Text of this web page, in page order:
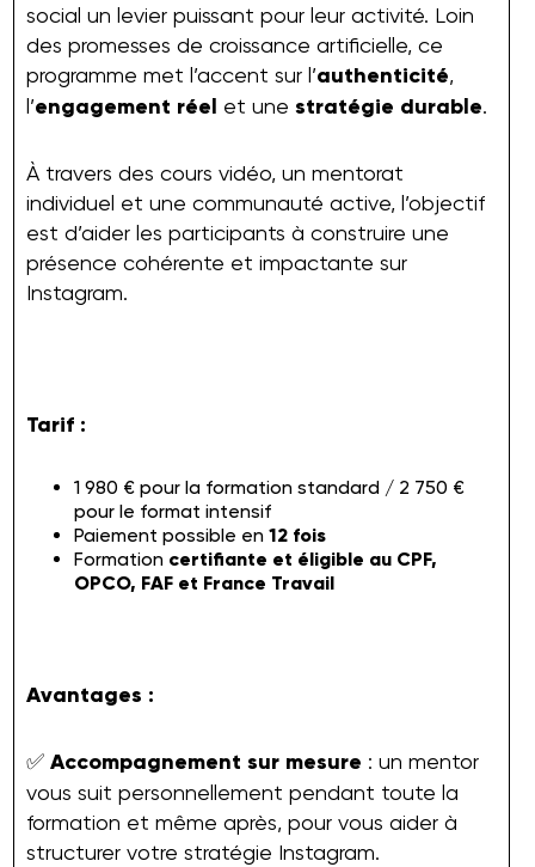
social un levier puissant pour leur activité. Loin
des promesses de croissance artificielle, ce
programme met l’accent sur l’authenticité,
l’engagement réel et une stratégie durable.
À travers des cours vidéo, un mentorat
individuel et une communauté active, l’objectif
est d’aider les participants à construire une
présence cohérente et impactante sur
Instagram.
Tarif :
1 980 € pour la formation standard / 2 750 €
pour le format intensif
Paiement possible en 12 fois
Formation certifiante et éligible au CPF,
OPCO, FAF et France Travail
Avantages :
✅ Accompagnement sur mesure : un mentor
vous suit personnellement pendant toute la
formation et même après, pour vous aider à
structurer votre stratégie Instagram.